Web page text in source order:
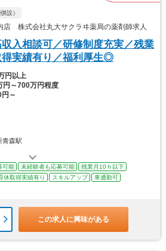
設）
株式会社丸大サクラヰ薬局の薬剤師求人
収入相談可／研修制度充実／残業
得実績有り／福利厚生◎
円以上
円～700万円程度
円～
青森駅
可能 未経験者も応募可能
残業月10ｈ以下
休取得実績有り スキルアップ
車通勤可
この求人に興味がある